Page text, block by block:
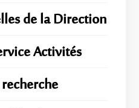
de la Direction
Activités